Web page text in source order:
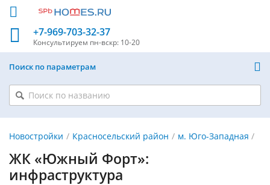
+7-969-703-32-37
Консультируем пн-вскр: 10-20
Поиск по параметрам
Новостройки Красносельский район м. Юго-Западная
ЖК «Южный Форт»:
инфраструктура